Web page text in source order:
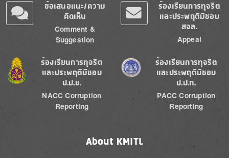
ข้อเสนอแนะ/ความ
คิดเห็น
Comment &
Suggestion
ร้องเรียนการทุจริต
และประพฤติมิชอบ
สจล.
Appeal
Image
ร้องเรียนการทุจริต
และประพฤติมิชอบ
ป.ป.ช.
NACC Corruption
Reporting
Image
ร้องเรียนการทุจริต
และประพฤติมิชอบ
ป.ป.ท.
PACC Corruption
Reporting
About KMITL